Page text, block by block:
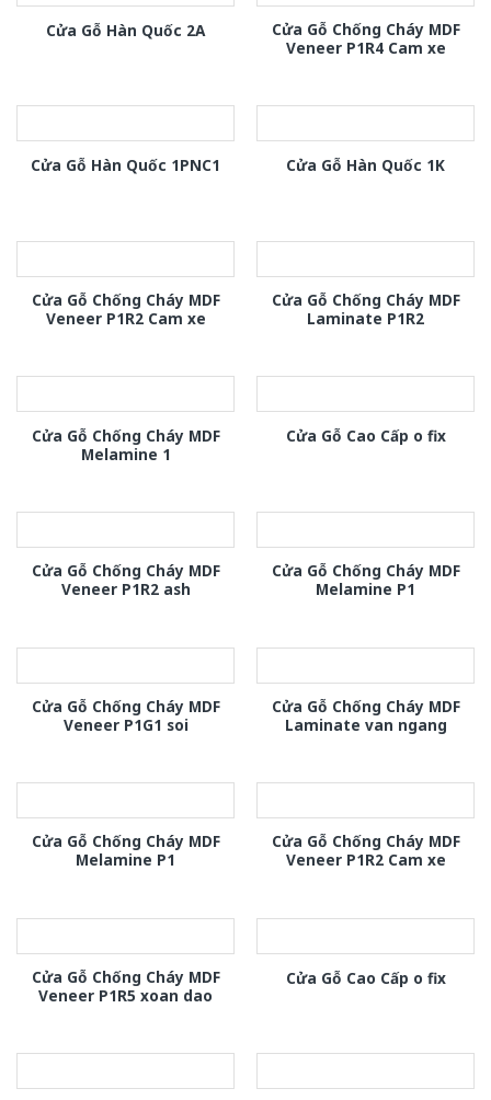
Cửa Gỗ Hàn Quốc 2A
Cửa Gỗ Chống Cháy MDF
Veneer P1R4 Cam xe
Cửa Gỗ Hàn Quốc 1PNC1 Cửa Gỗ Hàn Quốc 1K
Cửa Gỗ Chống Cháy MDF
Veneer P1R2 Cam xe
Cửa Gỗ Chống Cháy MDF
Laminate P1R2
Cửa Gỗ Chống Cháy MDF
Melamine 1
Cửa Gỗ Cao Cấp o fix
Cửa Gỗ Chống Cháy MDF
Veneer P1R2 ash
Cửa Gỗ Chống Cháy MDF
Melamine P1
Cửa Gỗ Chống Cháy MDF
Veneer P1G1 soi
Cửa Gỗ Chống Cháy MDF
Laminate van ngang
Cửa Gỗ Chống Cháy MDF
Melamine P1
Cửa Gỗ Chống Cháy MDF
Veneer P1R2 Cam xe
Cửa Gỗ Chống Cháy MDF
Veneer P1R5 xoan dao
Cửa Gỗ Cao Cấp o fix